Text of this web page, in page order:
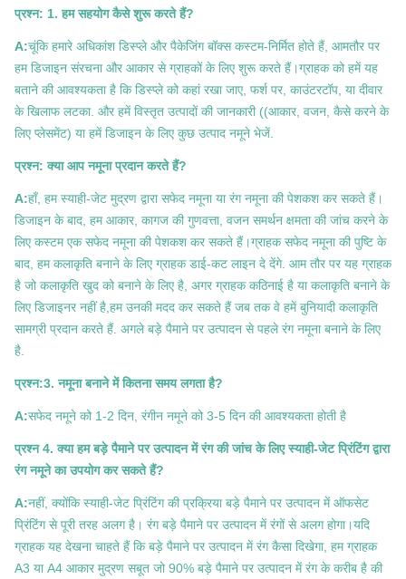
प्रश्न: 1. हम सहयोग कैसे शुरू करते हैं?
A:चूंकि हमारे अधिकांश डिस्प्ले और पैकेजिंग बॉक्स कस्टम-निर्मित होते हैं, आमतौर पर
हम डिजाइन संरचना और आकार से ग्राहकों के लिए शुरू करते हैं।ग्राहक को हमें यह
बताने की आवश्यकता है कि डिस्प्ले को कहां रखा जाए, फर्श पर, काउंटरटॉप, या दीवार
के खिलाफ लटका. और हमें विस्तृत उत्पादों की जानकारी ((आकार, वजन, कैसे करने के
लिए प्लेसमेंट) या हमें डिजाइन के लिए कुछ उत्पाद नमूने भेजें.
प्रश्न: क्या आप नमूना प्रदान करते हैं?
A:हाँ, हम स्याही-जेट मुद्रण द्वारा सफेद नमूना या रंग नमूना की पेशकश कर सकते हैं।
डिजाइन के बाद, हम आकार, कागज की गुणवत्ता, वजन समर्थन क्षमता की जांच करने के
लिए कस्टम एक सफेद नमूना की पेशकश कर सकते हैं।ग्राहक सफेद नमूना की पुष्टि के
बाद, हम कलाकृति बनाने के लिए ग्राहक डाई-कट लाइन दे देंगे. आम तौर पर यह ग्राहक
है जो कलाकृति खुद को बनाने के लिए है, अगर ग्राहक कठिनाई है या कलाकृति बनाने के
लिए डिजाइनर नहीं है,हम उनकी मदद कर सकते हैं जब तक वे हमें बुनियादी कलाकृति
सामग्री प्रदान करते हैं. अगले बड़े पैमाने पर उत्पादन से पहले रंग नमूना बनाने के लिए
है.
प्रश्न:3. नमूना बनाने में कितना समय लगता है?
A:सफेद नमूने को 1-2 दिन, रंगीन नमूने को 3-5 दिन की आवश्यकता होती है
प्रश्न 4. क्या हम बड़े पैमाने पर उत्पादन में रंग की जांच के लिए स्याही-जेट प्रिंटिंग द्वारा
रंग नमूने का उपयोग कर सकते हैं?
A:नहीं, क्योंकि स्याही-जेट प्रिंटिंग की प्रक्रिया बड़े पैमाने पर उत्पादन में ऑफसेट
प्रिंटिंग से पूरी तरह अलग है। रंग बड़े पैमाने पर उत्पादन में रंगों से अलग होगा।यदि
ग्राहक यह देखना चाहते हैं कि बड़े पैमाने पर उत्पादन में रंग कैसा दिखेगा, हम ग्राहक
A3 या A4 आकार मुद्रण सबूत जो 90% बड़े पैमाने पर उत्पादन में रंग के करीब है की